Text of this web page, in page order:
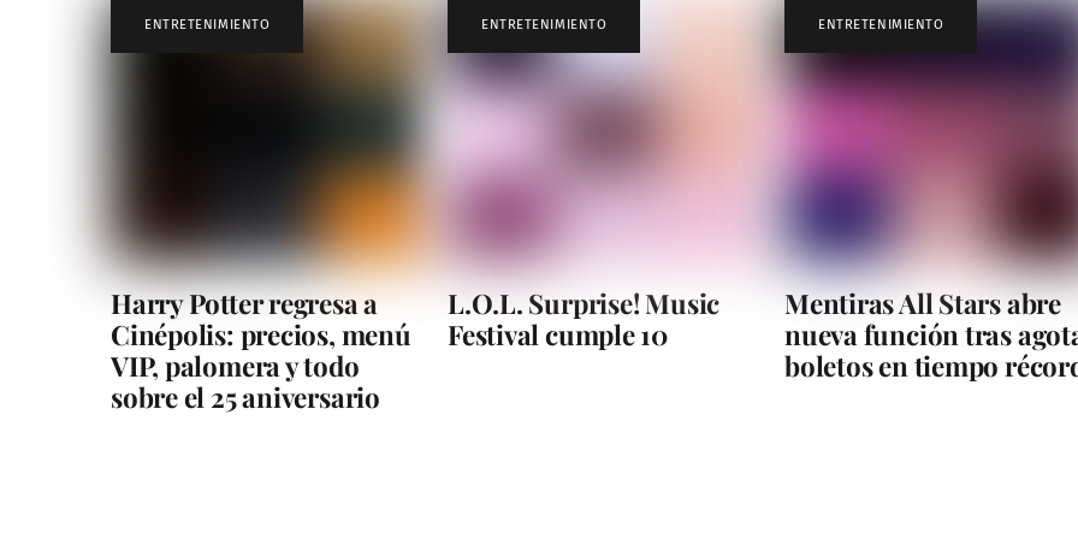
ENTRETENIMIENTO
Harry Potter regresa a
Cinépolis: precios, menú
VIP, palomera y todo
sobre el 25 aniversario
ENTRETENIMIENTO
L.O.L. Surprise! Music
Festival cumple 10
ENTRETENIMIENTO
Mentiras All Stars abre
nueva función tras
boletos en tiempo